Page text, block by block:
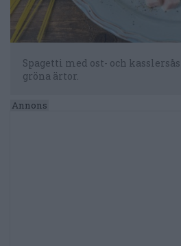
Spagetti med ost- och
gröna ärtor.